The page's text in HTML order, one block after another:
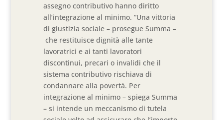
assegno contributivo hanno diritto
all’integrazione al minimo. “Una vittoria
di giustizia sociale – prosegue Summa –
che restituisce dignità alle tante
lavoratrici e ai tanti lavoratori
discontinui, precari o invalidi che il
sistema contributivo rischiava di
condannare alla povertà. Per
integrazione al minimo – spiega Summa
– si intende un meccanismo di tutela